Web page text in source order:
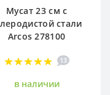
Мусат 23 см с
стали
Arcos 278100
13
в наличии